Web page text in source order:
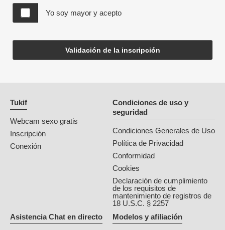
Yo soy mayor y acepto
Validación de la inscripción
Tukif
Webcam sexo gratis
Inscripción
Conexión
Condiciones de uso y
seguridad
Condiciones Generales de Uso
Política de Privacidad
Conformidad
Cookies
Declaración de cumplimiento
de los requisitos de
mantenimiento de registros de
18 U.S.C. § 2257
Asistencia Chat en directo
Modelos y afiliación